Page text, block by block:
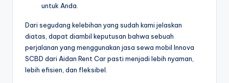
untuk Anda.
Dari segudang kelebihan yang sudah kami jelaskan
diatas, dapat diambil keputusan bahwa sebuah
perjalanan yang menggunakan jasa sewa mobil Innova
SCBD dari Aidan Rent Car pasti menjadi lebih nyaman,
lebih efisien, dan fleksibel.